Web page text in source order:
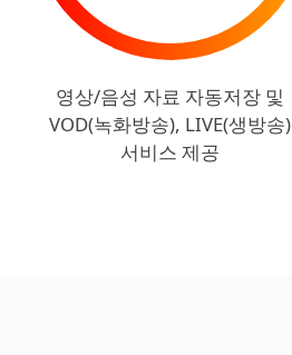
영상/음성 자료 자동저장 및
VOD(녹화방송), LIVE(생방송)
서비스 제공